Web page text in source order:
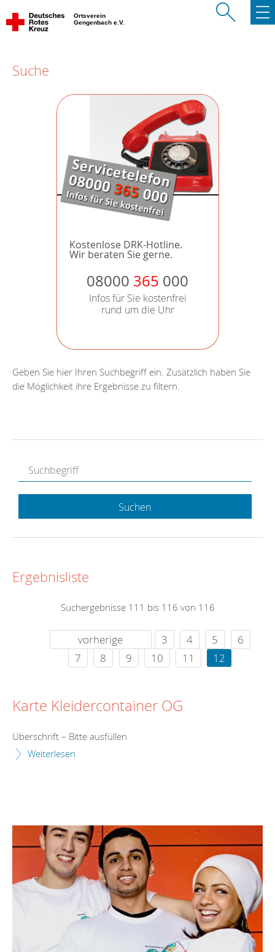
Ortsverein
Gengenbach e.V.
Suche
Kostenlose DRK-Hotline.
Wir beraten Sie gerne.
08000 365 000
Infos für Sie kostenfrei
rund um die Uhr
Geben Sie hier Ihren Suchbegriff ein. Zusätzlich haben Sie
die Möglichkeit ihre Ergebnisse zu filtern.
Suchen
Ergebnisliste
Suchergebnisse 111 bis 116 von 116
vorherige 3 4 5
6
7
8 9 10 11 12
Karte Kleidercontainer OG
Überschrift – Bitte ausfüllen
Weiterlesen